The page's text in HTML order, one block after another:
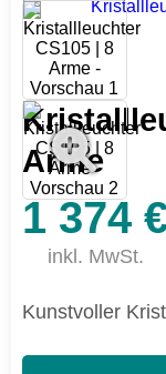
Arme
1 374
inkl. MwSt.
Kunstvoller